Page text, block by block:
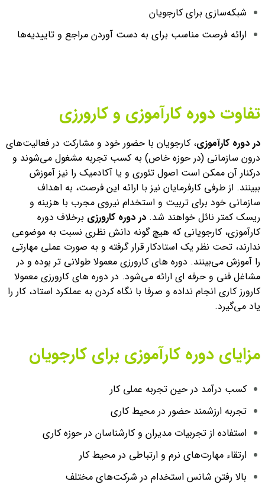
شبکه‌سازی برای کارجویان
ارائه فرصت مناسب برای به دست آوردن مراجع و تاییدیه‌ها
تفاوت دوره کارآموزی و کارورزی
در دوره کارآموزی، کارجویان با حضور خود و مشارکت در فعالیت‌های
درون سازمانی (در حوزه خاص) به کسب تجربه مشغول می‌شوند و
درکنار آن ممکن است اصول تئوری و یا آکادمیک را نیز آموزش
ببینند. از طرفی کارفرمایان نیز با ارائه این فرصت، به اهداف
سازمانی خود برای تربیت و استخدام نیروی مجرب با هزینه و
ریسک کمتر نائل خواهند شد. در دوره کارورزی برخلاف دوره
کارآموزی، کارجویانی که هیچ گونه دانش نظری نسبت به موضوعی
ندارند، تحت نظر یک استادکار قرار گرفته و به صورت عملی مهارتی
را آموزش می‌بینند. دوره های کارورزی معمولا طولانی تر بوده و در
مشاغل فنی و حرفه ای ارائه می‌شود. در دوره های کارورزی معمولا
کارورز کاری انجام نداده و صرفا با نگاه کردن به عملکرد استاد، کار را
یاد می‌گیرد.
مزایای دوره کارآموزی برای کارجویان
کسب درآمد در حین تجربه عملی کار
تجربه ارزشمند حضور در محیط کاری
استفاده از تجربیات مدیران و کارشناسان در حوزه کاری
ارتقاء مهارت‌های نرم و ارتباطی در محیط کار
بالا رفتن شانس استخدام در شرکت‌های مختلف